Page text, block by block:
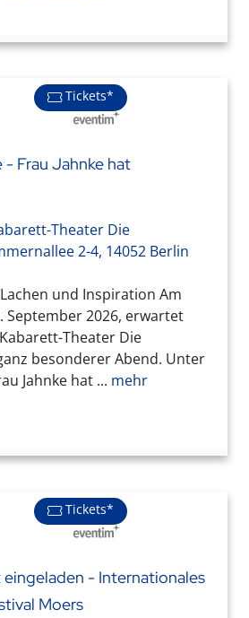
Tickets*
Frau Jahnke hat
Theater Die
2-4, 14052 Berlin
und Inspiration Am
September 2026, erwartet
Theater Die
besonderer Abend. Unter
Jahnke hat ... mehr
Tickets*
eingeladen - Internationales
Moers